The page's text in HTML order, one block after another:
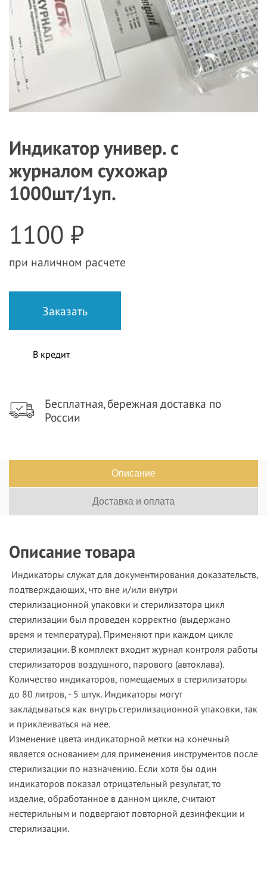
Индикатор универ. с
журналом сухожар
1000шт/1уп.
1100 ₽
при наличном расчете
В кредит
Бесплатная, бережная доставка по
России
Описание
Доставка и оплата
Описание товара
Индикаторы служат для документирования доказательств,
подтверждающих, что вне и/или внутри
стерилизационной упаковки и стерилизатора цикл
стерилизации был проведен корректно (выдержано
время и температура). Применяют при каждом цикле
стерилизации. В комплект входит журнал контроля работы
стерилизаторов воздушного, парового (автоклава).
Количество индикаторов, помещаемых в стерилизаторы
до 80 литров, - 5 штук. Индикаторы могут
закладываться как внутрь стерилизационной упаковки, так
и приклеиваться на нее.
Изменение цвета индикаторной метки на конечный
является основанием для применения инструментов после
стерилизации по назначению. Если хотя бы один
индикаторов показал отрицательный результат, то
изделие, обработанное в данном цикле, считают
нестерильным и подвергают повторной дезинфекции и
стерилизации.